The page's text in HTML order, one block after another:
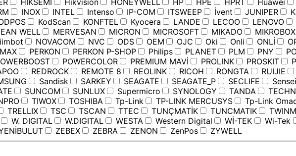
HIKSEMI Hikvision HONEYWELL HP HPE HPRT Huawei
INOX INTEL Intenso IP-COM ITSWEEP İvent JUNIPER
KodScan KONFTEL Kyocera LANDE LECOO LENOVO
WELL MERVESAN MICRON MICROSOFT MIKADO MIKROBOX
NOVACOM NVC ODS OEM OJC Oki Onli ONLİ
PERKON PERKON P-SHOP Philips PLANET PLM PNY
POWERCOLOR PREMIUM MAVİ PROLINK PROSKIT
REDROCK REMOTE 8 REOLINK RICOH RONGTA RUIJIE
Sandisk SARKEY SEAGATE SEAGATE_P SECLIFE Sensei
SUNCOM SUNLUX Supermicro SYNOLOGY TANDA
TIWOX TOSHIBA Tp-Link TP-LINK MERCUSYS Tp-Link
TRELLIX TSC TSCAN TTEC TUNÇMATİK TUNCMATIK
W. DIGITAL W.DIGITAL WESTA Western Digital Wİ-TEK Wi-Tek
ZEBEX ZEBRA ZENON ZenPos ZYWELL